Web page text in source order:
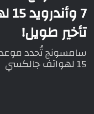
7
تأخير طويل!
15 لهواتف جالكسي